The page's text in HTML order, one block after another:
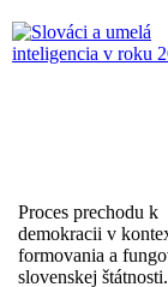
Proces prechodu k
demokracii v
formovania a
slovenskej štátnosti.